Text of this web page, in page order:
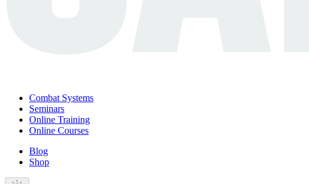
Combat Systems
Seminars
Online Training
Online Courses
Blog
Shop